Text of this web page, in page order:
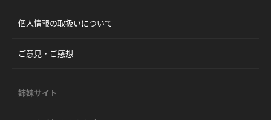
個人情報の取扱いについて
ご意見・ご感想
姉妹サイト